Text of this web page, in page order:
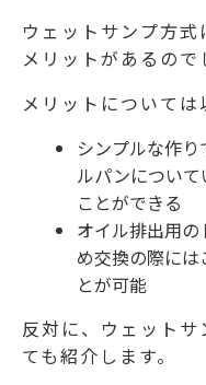
ウェットサンプ方
メリットがあるので
メリットについては
シンプルな作
ルパンについ
ことができる
オイル排出用
め交換の際に
とが可能
反対に、ウェット
ても紹介します。